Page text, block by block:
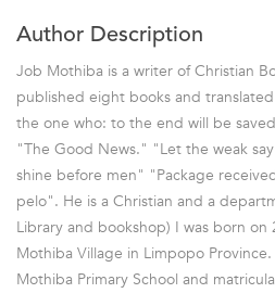
Author Description
Job Mothiba is a writer of Christian
published eight books and
the one who: to the end will be
"The Good News." "Let the weak
shine before men" "Package
pelo". He is a Christian and a
Library and bookshop) I was born
Mothiba Village in Limpopo
Mothiba Primary School and